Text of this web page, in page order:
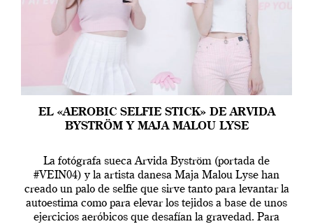
EL «AEROBIC SELFIE STICK» DE ARVIDA
BYSTRÖM Y MAJA MALOU LYSE
La fotógrafa sueca Arvida Byström (portada de
#VEIN04) y la artista danesa Maja Malou Lyse han
creado un palo de selfie que sirve tanto para levantar la
autoestima como para elevar los tejidos a base de unos
ejercicios aeróbicos que desafían la gravedad. Para